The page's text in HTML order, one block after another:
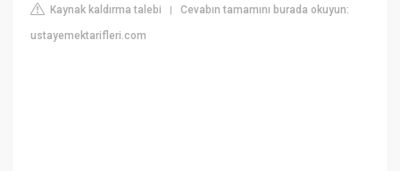
Kaynak kaldırma talebi |Cevabın tamamını burada okuyun:
ustayemektarifleri.com